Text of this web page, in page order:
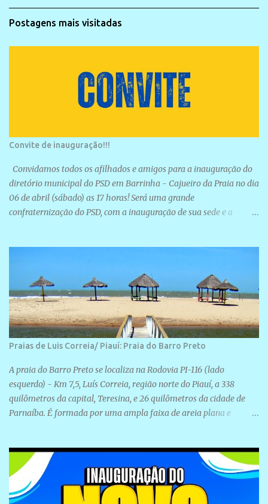
Postagens mais visitadas
Convite de inauguração!!!
Convidamos todos os afilhados e amigos para a inauguração do
diretório municipal do PSD em Barrinha - Cajueiro da Praia no dia
06 de abril (sábado) as 17 horas! Será uma grande
confraternização do PSD, com a inauguração de sua sede e a
Praias de Luis Correia/ Piauí: Praia do Barro Preto
A praia do Barro Preto se localiza na Rodovia PI-116 (lado
esquerdo) - Km 7,5, Luís Correia, região norte do Piauí, a 338
quilômetros da capital, Teresina, e 26 quilômetros da cidade de
Parnaíba. É formada por uma ampla faixa de areia plana e
devido ao extensivo molhe de pedras que não chegam a 2 metros
de altura, não apresentando dunas em seu espaço geográfico. Não
se sabe ao certo porque a praia leva esse nome, e muitas das suas
historias foram esquecidas ao longo do tempo. A praia é